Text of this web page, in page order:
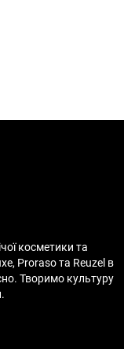
косметики та
Proraso та Reuzel в
Творимо культуру